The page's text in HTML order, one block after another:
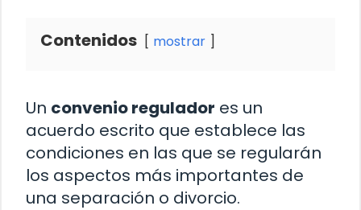
Contenidos mostrar
Un convenio regulador es un
acuerdo escrito que establece las
condiciones en las que se regularán
los aspectos más importantes de
una separación o divorcio.